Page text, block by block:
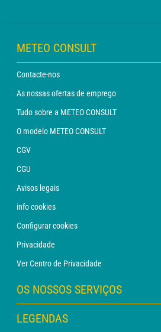
METEO CONSULT
Contacte-nos
As nossas ofertas de emprego
Tudo sobre a METEO CONSULT
O modelo METEO CONSULT
CGV
CGU
Avisos legais
info cookies
Configurar cookies
Privacidade
Ver Centro de Privacidade
OS NOSSOS SERVIÇOS
Assinatura METEO Xpert
LEGENDAS